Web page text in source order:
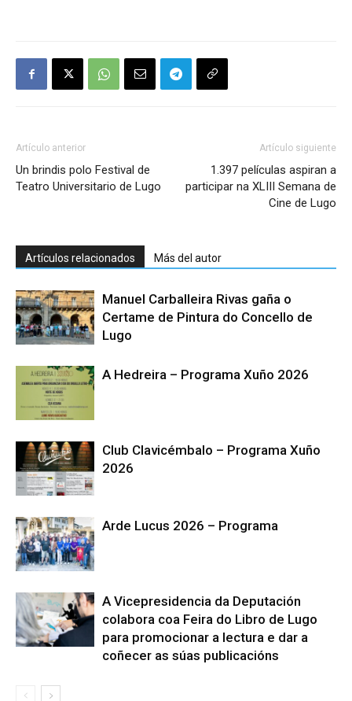
Artículo anterior
Un brindis polo Festival de
Teatro Universitario de Lugo
Artículo siguiente
1.397 películas aspiran a
participar na XLIII Semana de
Cine de Lugo
Artículos relacionados Más del autor
Manuel Carballeira Rivas gaña o
Certame de Pintura do Concello de
Lugo
A Hedreira – Programa Xuño 2026
Club Clavicémbalo – Programa Xuño
2026
Arde Lucus 2026 – Programa
A Vicepresidencia da Deputación
colabora coa Feira do Libro de Lugo
para promocionar a lectura e dar a
coñecer as súas publicacións